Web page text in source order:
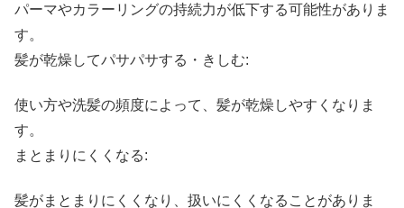
パーマやカラーリングの持続力が低下する可能性がありま
す。
髪が乾燥してパサパサする・きしむ:
使い方や洗髪の頻度によって、髪が乾燥しやすくなりま
す。
まとまりにくくなる:
髪がまとまりにくくなり、扱いにくくなることがありま